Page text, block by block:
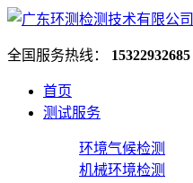
全国服务热线： 15322932685
首页
测试服务
环境气候检测
机械环境检测